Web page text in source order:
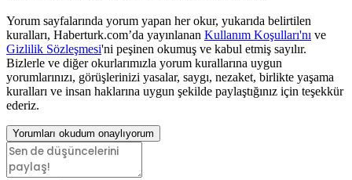
Yorum sayfalarında yorum yapan her okur, yukarıda belirtilen
kuralları, Haberturk.com’da yayınlanan Kullanım Koşulları'nı ve
Gizlilik Sözleşmesi'ni peşinen okumuş ve kabul etmiş sayılır.
Bizlerle ve diğer okurlarımızla yorum kurallarına uygun
yorumlarınızı, görüşlerinizi yasalar, saygı, nezaket, birlikte yaşama
kuralları ve insan haklarına uygun şekilde paylaştığınız için teşekkür
ederiz.
Yorumları okudum onaylıyorum